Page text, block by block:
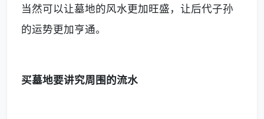
当然可以让墓地的风水更加旺盛，让后代子孙
的运势更加亨通。
买墓地要讲究周围的流水